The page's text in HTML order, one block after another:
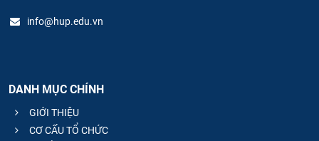
info@hup.edu.vn
DANH MỤC CHÍNH
GIỚI THIỆU
CƠ CẤU TỔ CHỨC